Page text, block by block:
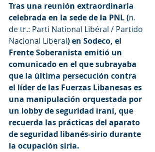
Tras una reunión extraordinaria
celebrada en la sede de la PNL (n.
de tr.: Parti National Libéral / Partido
Nacional Liberal) en Sodeco, el
Frente Soberanista emitió un
comunicado en el que subrayaba
que la última persecución contra
el líder de las Fuerzas Libanesas es
una manipulación orquestada por
un lobby de seguridad iraní, que
recuerda las prácticas del aparato
de seguridad libanés-sirio durante
la ocupación siria.